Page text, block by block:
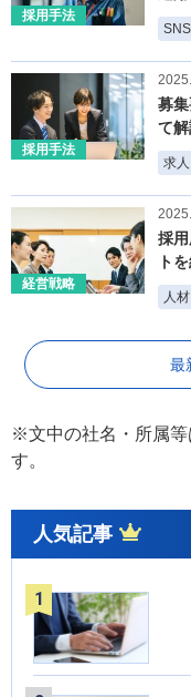
採用手法
採用手法
募
て
求人
経営戦略
採
ト
人材
最
※文中の社名・所属
す。
人気記事